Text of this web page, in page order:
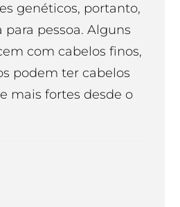
genéticos, portanto,
para pessoa. Alguns
com cabelos finos,
podem ter cabelos
mais fortes desde o